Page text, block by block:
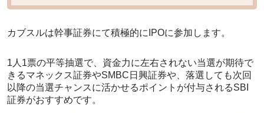
カブスルは幹事証券にて積極的にIPOに参加します。
1人1票の平等抽選で、資金力に左右されない当選が期待で
きるマネックス証券やSMBC日興証券や、落選しても次回
以降の当選チャンスに活かせるポイントが付与されるSBI
証券がおすすめです。